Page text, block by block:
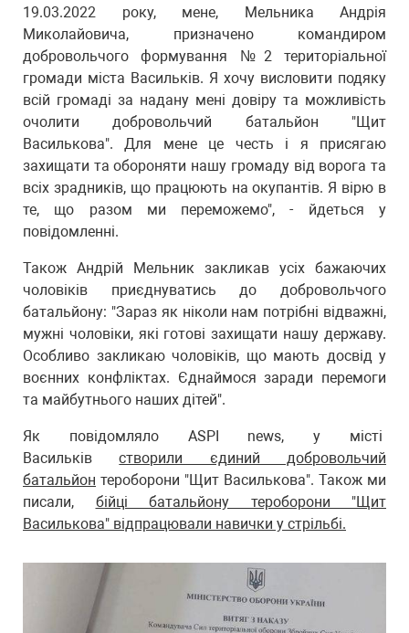
19.03.2022 року, мене, Мельника Андрія
Миколайовича, призначено командиром
добровольчого формування №2 територіальної
громади міста Васильків. Я хочу висловити подяку
всій громаді за надану мені довіру та можливість
очолити добровольчий батальйон "Щит
Василькова". Для мене це честь і я присягаю
захищати та обороняти нашу громаду від ворога та
всіх зрадників, що працюють на окупантів. Я вірю в
те, що разом ми переможемо", - йдеться у
повідомленні.
Також Андрій Мельник закликав усіх бажаючих
чоловіків приєднуватись до добровольчого
батальйону: "Зараз як ніколи нам потрібні відважні,
мужні чоловіки, які готові захищати нашу державу.
Особливо закликаю чоловіків, що мають досвід у
воєнних конфліктах. Єднаймося заради перемоги
та майбутнього наших дітей".
Як повідомляло ASPI news, у місті
Васильківстворили єдиний добровольчий
батальйон тероборони "Щит Василькова". Також ми
писали, бійці батальйону тероборони "Щит
Василькова" відпрацювали навички у стрільбі.